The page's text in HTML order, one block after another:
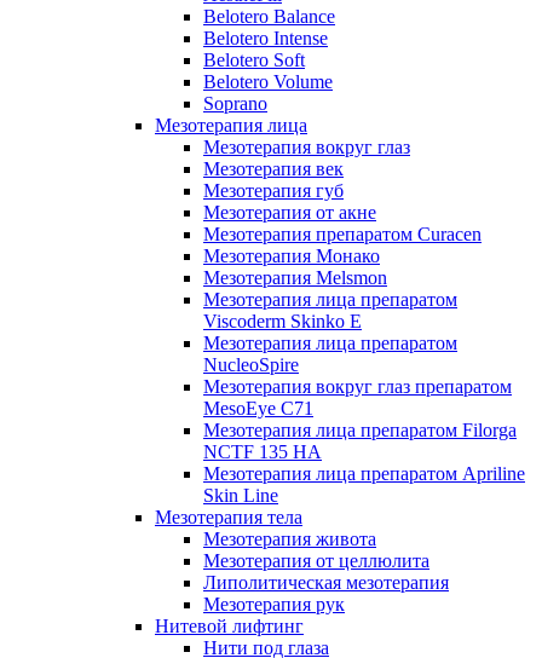
Belotero Balance
Belotero Intense
Belotero Soft
Belotero Volume
Soprano
Мезотерапия лица
Мезотерапия вокруг глаз
Мезотерапия век
Мезотерапия губ
Мезотерапия от акне
Мезотерапия препаратом Curacen
Мезотерапия Монако
Мезотерапия Melsmon
Мезотерапия лица препаратом
Viscoderm Skinko E
Мезотерапия лица препаратом
NucleoSpire
Мезотерапия вокруг глаз препаратом
MesoEye С71
Мезотерапия лица препаратом Filorga
NCTF 135 HA
Мезотерапия лица препаратом Apriline
Skin Line
Мезотерапия тела
Мезотерапия живота
Мезотерапия от целлюлита
Липолитическая мезотерапия
Мезотерапия рук
Нитевой лифтинг
Нити под глаза